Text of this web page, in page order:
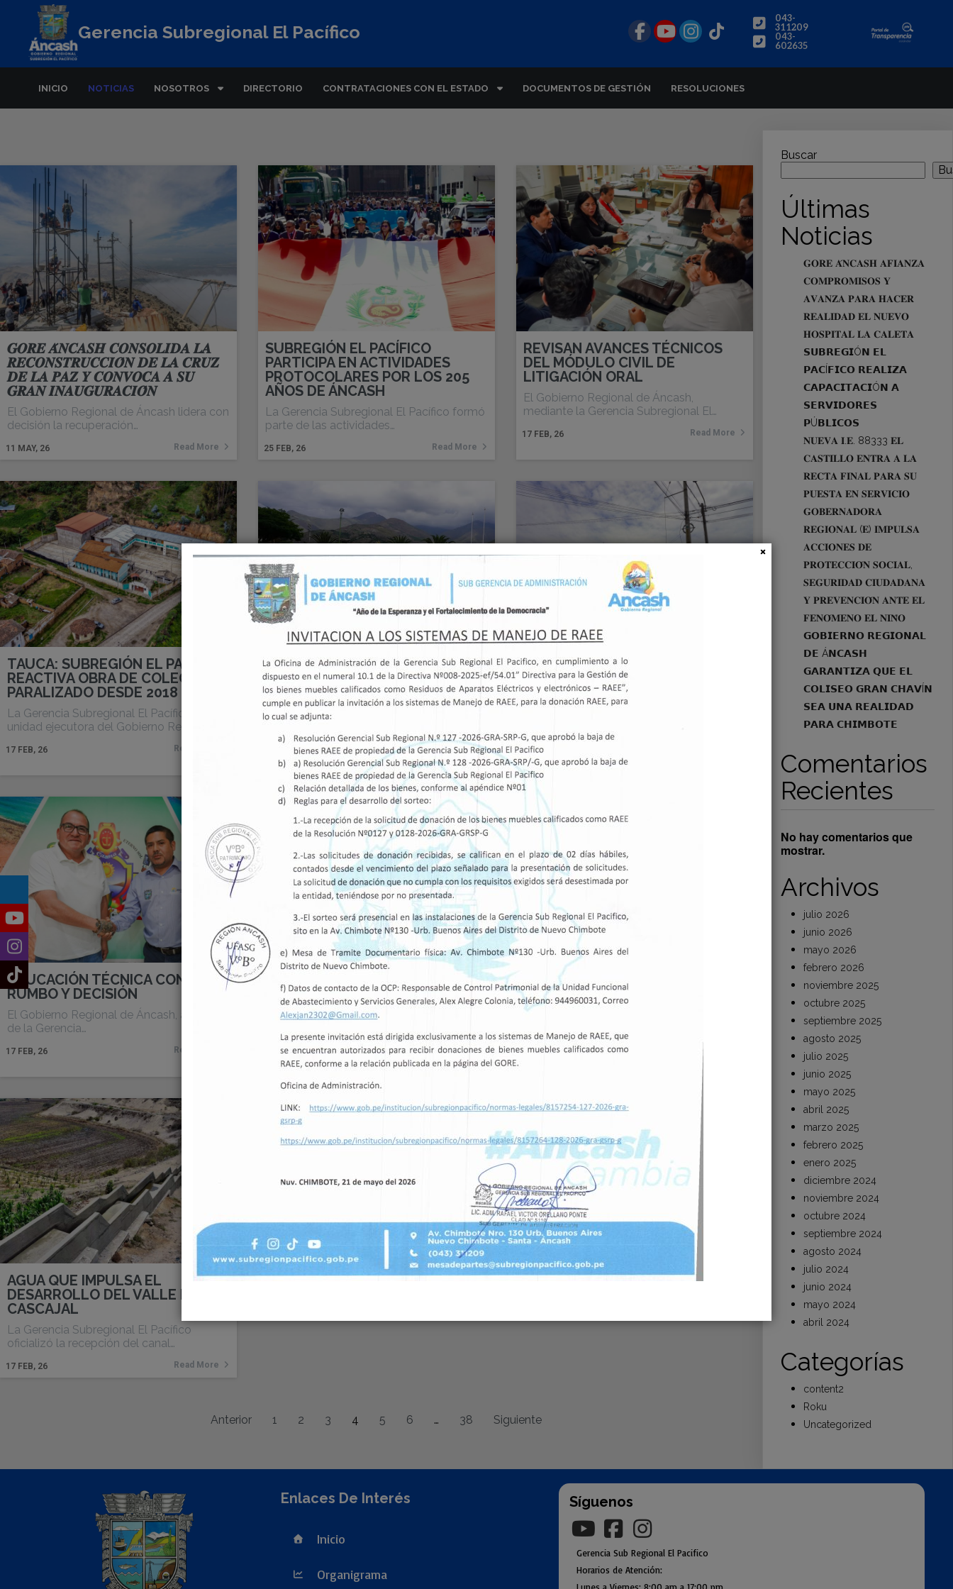
Gerencia Subregional El Pacífico
043-
311209
043-
602635
INICIO NOTICIAS NOSOTROS DIRECTORIO CONTRATACIONES CON EL ESTADO DOCUMENTOS DE GESTIÓN RESOLUCIONES
𝑮𝑶𝑹𝑬 𝑨́𝑵𝑪𝑨𝑺𝑯 𝑪𝑶𝑵𝑺𝑶𝑳𝑰𝑫𝑨 𝑳𝑨
𝑹𝑬𝑪𝑶𝑵𝑺𝑻𝑹𝑼𝑪𝑪𝑰𝑶́𝑵 𝑫𝑬 𝑳𝑨 𝑪𝑹𝑼𝒁
𝑫𝑬 𝑳𝑨 𝑷𝑨𝒁 𝒀 𝑪𝑶𝑵𝑽𝑶𝑪𝑨 𝑨 𝑺𝑼
𝑮𝑹𝑨𝑵 𝑰𝑵𝑨𝑼𝑮𝑼𝑹𝑨𝑪𝑰𝑶́𝑵
11 MAY, 26
El Gobierno Regional de Áncash lidera con
decisión la recuperación…
Read More
SUBREGIÓN EL PACÍFICO
PARTICIPA EN ACTIVIDADES
PROTOCOLARES POR LOS 205
AÑOS DE ÁNCASH
25 FEB, 26
La Gerencia Subregional El Pacífico formó
parte de las actividades…
Read More
REVISAN AVANCES TÉCNICOS
DEL MÓDULO CIVIL DE
LITIGACIÓN ORAL
17 FEB, 26
El Gobierno Regional de Áncash,
mediante la Gerencia Subregional El…
Read More
TAUCA: SUBREGIÓN EL PACÍFICO
REACTIVA OBRA DE COLEGIO
PARALIZADO DESDE 2018
17 FEB, 26
La Gerencia Subregional El Pacífico,
unidad ejecutora del Gobierno Regional…
Read More
PARIACOTO INICIA SU CAMINO A
LA MODERNIDAD
FEB, 26
El Gobierno Regional de Áncash, a través
de la Gerencia…
Read More
Subregión El Pacífico evalúa
nuevo proyecto para
modernizar el IESTP Casma tras
40 años
17 FEB, 26
una visita de campo…
EDUCACIÓN TÉCNICA CON
RUMBO Y DECISIÓN
17 FEB, 26
El Gobierno Regional de Áncash, a través
de la Gerencia…
Read More
Gobierno Regional de Áncash
articula demandas de la
provincia de Pallasca
FEB, 26
principales necesidades…
Read More
Ingeniería Civil alineada a las
obras que la región necesita
17 FEB, 26
La Universidad Nacional del Santa
Read More
AGUA QUE IMPULSA EL
DESARROLLO DEL VALLE DE
CASCAJAL
17 FEB, 26
La Gerencia Subregional El Pacífico
oficializó la recepción del canal…
Read More
Anterior 1 2 3 4 5 6 … 38 Siguiente
Buscar
Últimas
Noticias
𝐆𝐎𝐑𝐄 𝐀́𝐍𝐂𝐀𝐒𝐇 𝐀𝐅𝐈𝐀𝐍𝐙𝐀
𝐂𝐎𝐌𝐏𝐑𝐎𝐌𝐈𝐒𝐎𝐒 𝐘
𝐀𝐕𝐀𝐍𝐙𝐀 𝐏𝐀𝐑𝐀 𝐇𝐀𝐂𝐄𝐑
𝐑𝐄𝐀𝐋𝐈𝐃𝐀𝐃 𝐄𝐋 𝐍𝐔𝐄𝐕𝐎
𝐇𝐎𝐒𝐏𝐈𝐓𝐀𝐋 𝐋𝐀 𝐂𝐀𝐋𝐄𝐓𝐀
𝗦𝗨𝗕𝗥𝗘𝗚𝗜Ó𝗡 𝗘𝗟
𝗣𝗔𝗖Í𝗙𝗜𝗖𝗢 𝗥𝗘𝗔𝗟𝗜𝗭𝗔
𝗖𝗔𝗣𝗔𝗖𝗜𝗧𝗔𝗖𝗜Ó𝗡 𝗔
𝗦𝗘𝗥𝗩𝗜𝗗𝗢𝗥𝗘𝗦
𝗣Ú𝗕𝗟𝗜𝗖𝗢𝗦
𝐍𝐔𝐄𝐕𝐀 𝐈.𝐄. 88333 𝐄𝐋
𝐂𝐀𝐒𝐓𝐈𝐋𝐋𝐎 𝐄𝐍𝐓𝐑𝐀 𝐀 𝐋𝐀
𝐑𝐄𝐂𝐓𝐀 𝐅𝐈𝐍𝐀𝐋 𝐏𝐀𝐑𝐀 𝐒𝐔
𝐏𝐔𝐄𝐒𝐓𝐀 𝐄𝐍 𝐒𝐄𝐑𝐕𝐈𝐂𝐈𝐎
𝐆𝐎𝐁𝐄𝐑𝐍𝐀𝐃𝐎𝐑𝐀
𝐑𝐄𝐆𝐈𝐎𝐍𝐀𝐋 (𝐄) 𝐈𝐌𝐏𝐔𝐋𝐒𝐀
𝐀𝐂𝐂𝐈𝐎𝐍𝐄𝐒 𝐃𝐄
𝐏𝐑𝐎𝐓𝐄𝐂𝐂𝐈𝐎́𝐍 𝐒𝐎𝐂𝐈𝐀𝐋,
𝐒𝐄𝐆𝐔𝐑𝐈𝐃𝐀𝐃 𝐂𝐈𝐔𝐃𝐀𝐃𝐀𝐍𝐀
𝐘 𝐏𝐑𝐄𝐕𝐄𝐍𝐂𝐈𝐎́𝐍 𝐀𝐍𝐓𝐄 𝐄𝐋
𝐅𝐄𝐍𝐎́𝐌𝐄𝐍𝐎 𝐄𝐋 𝐍𝐈𝐍̃𝐎
𝗚𝗢𝗕𝗜𝗘𝗥𝗡𝗢 𝗥𝗘𝗚𝗜𝗢𝗡𝗔𝗟
𝗗𝗘 Á𝗡𝗖𝗔𝗦𝗛
𝗚𝗔𝗥𝗔𝗡𝗧𝗜𝗭𝗔 𝗤𝗨𝗘 𝗘𝗟
𝗖𝗢𝗟𝗜𝗦𝗘𝗢 𝗚𝗥𝗔𝗡 𝗖𝗛𝗔𝗩Í𝗡
𝗦𝗘𝗔 𝗨𝗡𝗔 𝗥𝗘𝗔𝗟𝗜𝗗𝗔𝗗
𝗣𝗔𝗥𝗔 𝗖𝗛𝗜𝗠𝗕𝗢𝗧𝗘
Comentarios
Recientes
No hay comentarios que
mostrar.
Archivos
julio 2026
junio 2026
mayo 2026
febrero 2026
noviembre 2025
octubre 2025
septiembre 2025
agosto 2025
julio 2025
junio 2025
mayo 2025
abril 2025
marzo 2025
febrero 2025
enero 2025
diciembre 2024
noviembre 2024
octubre 2024
septiembre 2024
agosto 2024
julio 2024
junio 2024
mayo 2024
abril 2024
Categorías
content2
Roku
Uncategorized
Enlaces De Interés
Inicio
Organigrama
Síguenos
Gerencia Sub Regional El Pacifico
Horarios de Atención: